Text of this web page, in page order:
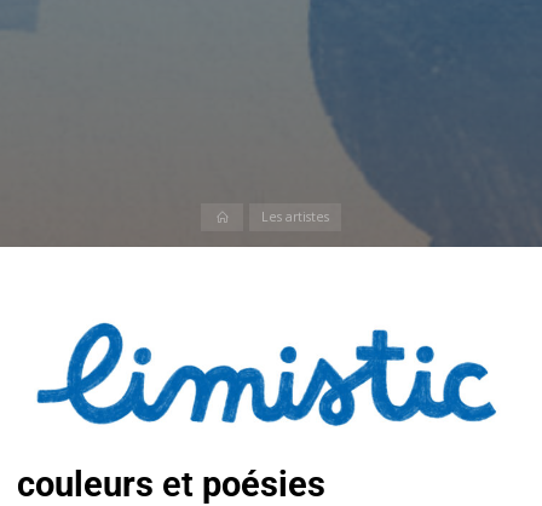
Les artistes
couleurs et poésies